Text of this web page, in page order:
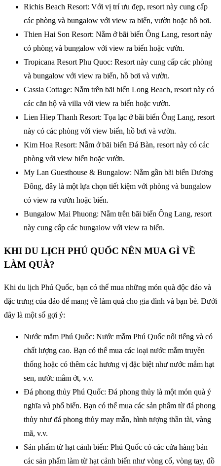
Richis Beach Resort: Với vị trí ưu đẹp, resort này cung cấp
các phòng và bungalow với view ra biển, vườn hoặc hồ bơi.
Thien Hai Son Resort: Nằm ở bãi biển Ông Lang, resort này
có phòng và bungalow với view ra biển hoặc vườn.
Tropicana Resort Phu Quoc: Resort này cung cấp các phòng
và bungalow với view ra biển, hồ bơi và vườn.
Cassia Cottage: Nằm trên bãi biển Long Beach, resort này có
các căn hộ và villa với view ra biển hoặc vườn.
Lien Hiep Thanh Resort: Tọa lạc ở bãi biển Ông Lang, resort
này có các phòng với view biển, hồ bơi và vườn.
Kim Hoa Resort: Nằm ở bãi biển Đá Bàn, resort này có các
phòng với view biển hoặc vườn.
My Lan Guesthouse & Bungalow: Nằm gần bãi biển Dương
Đông, đây là một lựa chọn tiết kiệm với phòng và bungalow
có view ra vườn hoặc biển.
Bungalow Mai Phuong: Nằm trên bãi biển Ông Lang, resort
này cung cấp các bungalow với view ra biển.
KHI DU LỊCH PHÚ QUỐC NÊN MUA GÌ VỀ
LÀM QUÀ?
Khi du lịch Phú Quốc, bạn có thể mua những món quà độc đáo và
đặc trưng của đảo để mang về làm quà cho gia đình và bạn bè. Dưới
đây là một số gợi ý:
Nước mắm Phú Quốc: Nước mắm Phú Quốc nổi tiếng và có
chất lượng cao. Bạn có thể mua các loại nước mắm truyền
thống hoặc có thêm các hương vị đặc biệt như nước mắm hạt
sen, nước mắm ớt, v.v.
Đá phong thủy Phú Quốc: Đá phong thủy là một món quà ý
nghĩa và phổ biến. Bạn có thể mua các sản phẩm từ đá phong
thủy như đá phong thủy may mắn, hình tượng thần tài, vàng
mã, v.v.
Sản phẩm từ hạt cảnh biển: Phú Quốc có các cửa hàng bán
các sản phẩm làm từ hạt cảnh biển như vòng cổ, vòng tay, đồ